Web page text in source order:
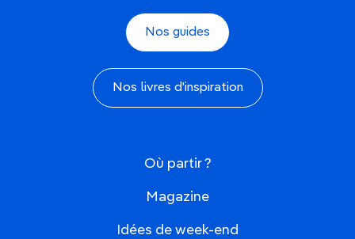
Nos guides
Nos livres d'inspiration
Où partir ?
Magazine
Idées de week-end